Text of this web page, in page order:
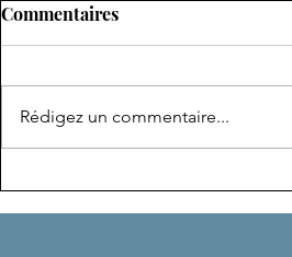
DE NOMBREUSES VIES
Commentaires
Rédigez un commentaire...